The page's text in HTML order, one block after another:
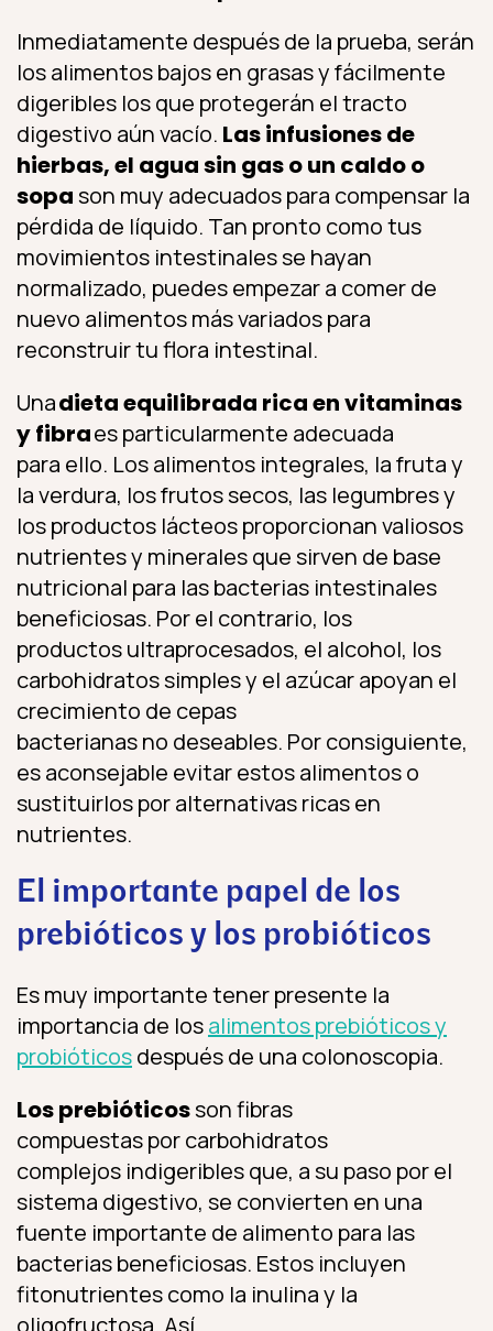
Inmediatamente después de la prueba, serán
los alimentos bajos en grasas y fácilmente
digeribles los que protegerán el tracto
digestivo aún vacío. Las infusiones de
hierbas, el agua sin gas o un caldo o
sopason muy adecuados para compensar la
pérdida de líquido. Tan pronto como tus
movimientos intestinales se hayan
normalizado, puedes empezar a comer de
nuevo alimentos más variados para
reconstruir tu flora intestinal.
Unadieta equilibrada rica en vitaminas
y fibraes particularmente adecuada
para ello. Los alimentos integrales, la fruta y
la verdura, los frutos secos, las legumbres y
los productos lácteos proporcionan valiosos
nutrientes y minerales que sirven de base
nutricional para las bacterias intestinales
beneficiosas. Por el contrario, los
productos ultraprocesados, el alcohol, los
carbohidratos simples y el azúcar apoyan el
crecimiento de cepas
bacterianas no deseables. Por consiguiente,
es aconsejable evitar estos alimentos o
sustituirlos por alternativas ricas en
nutrientes.
El importante papel de los
prebióticos y los probióticos
Es muy importante tener presente la
importancia de losalimentos prebióticos y
probióticosdespués de una colonoscopia.
Los prebióticosson fibras
compuestas por carbohidratos
complejos indigeribles que, a su paso por el
sistema digestivo, se convierten en una
fuente importante de alimento para las
bacterias beneficiosas. Estos incluyen
fitonutrientes como la inulina y la
oligofructosa. Así